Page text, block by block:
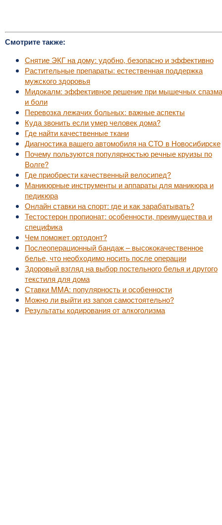
Смотрите также:
Снятие ЭКГ на дому: удобно, безопасно и эффективно
Растительные препараты: естественная поддержка
мужского здоровья
Мидокалм: эффективное решение при мышечных
и боли
Перевозка лежачих больных: важные аспекты
Куда звонить если умер человек дома?
Где найти качественные ткани
Диагностика вашего автомобиля на СТО в Новосибирске
Почему пользуются популярностью речные круизы по
Волге?
Где приобрести качественный велосипед?
Маникюрные инструменты и аппараты для маникюра и
педикюра
Онлайн ставки на спорт: где и как зарабатывать?
Тестостерон пропионат: особенности, преимущества и
специфика
Чем поможет ортодонт?
Послеоперационный бандаж – высококачественное
белье, что необходимо носить после операции
Здоровый взгляд на выбор постельного белья и другого
текстиля для дома
Ставки MMA: популярность и особенности
Можно ли выйти из запоя самостоятельно?
Результаты кодирования от алкоголизма